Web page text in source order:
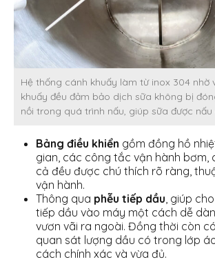
Hệ thống cánh khuấy làm từ inox 304 nhờ
khuấy đều đảm bảo dịch sữa không bị
nồi trong quá trình nấu, giúp sữa được nấu
Bảng điều khiển gồm đồng hồ
gian, các công tắc vận hành bơm,
cả đều được chú thích rõ ràng,
vận hành.
Thông qua phễu tiếp dầu, giúp
tiếp dầu vào máy một cách dễ
vươn vãi ra ngoài. Đồng thời còn có
quan sát lượng dầu có trong lớp
cách chính xác và vừa đủ.